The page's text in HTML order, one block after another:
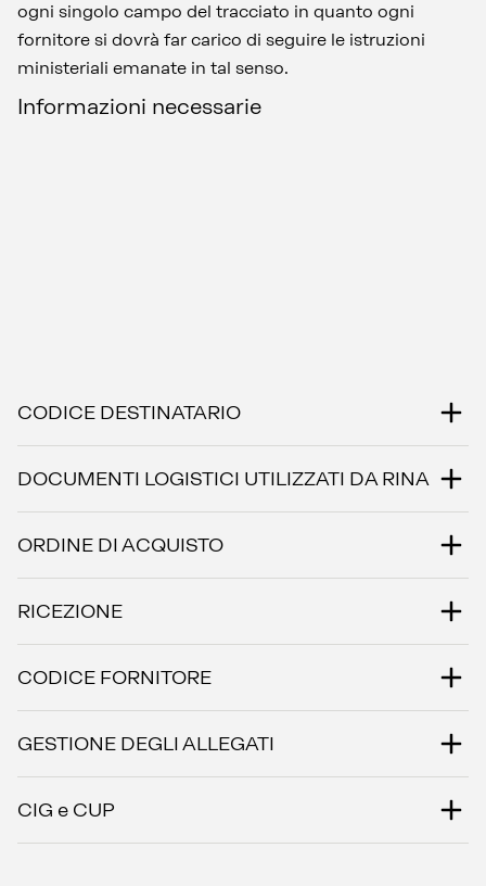
ogni singolo campo del tracciato in quanto ogni
fornitore si dovrà far carico di seguire le istruzioni
ministeriali emanate in tal senso.
Informazioni necessarie
CODICE DESTINATARIO
DOCUMENTI LOGISTICI UTILIZZATI DA RINA
ORDINE DI ACQUISTO
RICEZIONE
CODICE FORNITORE
GESTIONE DEGLI ALLEGATI
CIG e CUP